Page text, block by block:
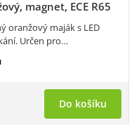
magnet, ECE R65
oranžový maják s LED
Určen pro…
Do košíku